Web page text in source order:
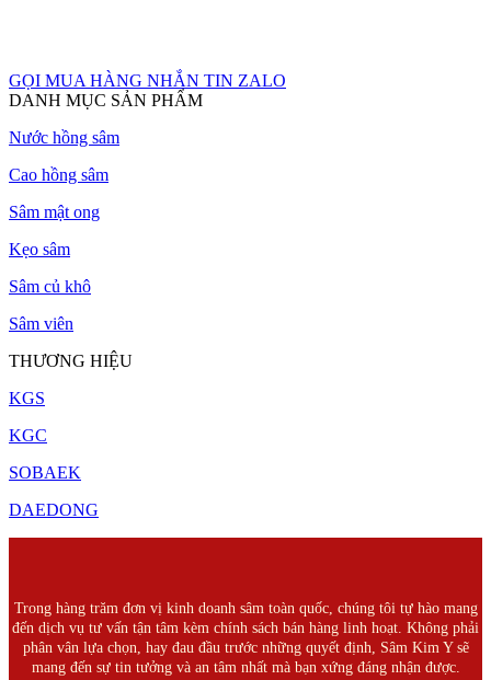
GỌI MUA HÀNG NHẮN TIN ZALO
DANH MỤC SẢN PHẨM
Nước hồng sâm
Cao hồng sâm
Sâm mật ong
Kẹo sâm
Sâm củ khô
Sâm viên
THƯƠNG HIỆU
KGS
KGC
SOBAEK
DAEDONG
Trong hàng trăm đơn vị kinh doanh sâm toàn quốc, chúng tôi tự hào mang
đến dịch vụ tư vấn tận tâm kèm chính sách bán hàng linh hoạt. Không phải
phân vân lựa chọn, hay đau đầu trước những quyết định, Sâm Kim Y sẽ
mang đến sự tin tưởng và an tâm nhất mà bạn xứng đáng nhận được.